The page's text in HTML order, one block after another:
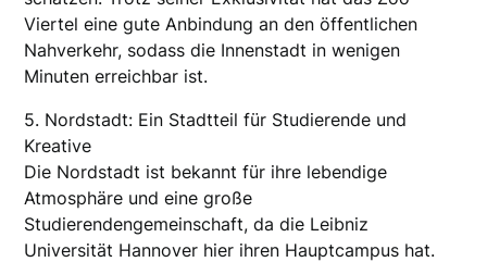
Viertel eine gute Anbindung an den öffentlichen
Nahverkehr, sodass die Innenstadt in wenigen
Minuten erreichbar ist.
5. Nordstadt: Ein Stadtteil für Studierende und
Kreative
Die Nordstadt ist bekannt für ihre lebendige
Atmosphäre und eine große
Studierendengemeinschaft, da die Leibniz
Universität Hannover hier ihren Hauptcampus hat.